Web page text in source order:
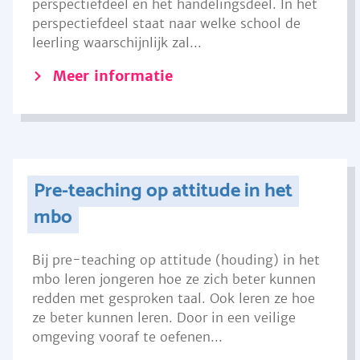
perspectiefdeel en het handelingsdeel. In het
perspectiefdeel staat naar welke school de
leerling waarschijnlijk zal...
Meer informatie
Pre-teaching op attitude in het
mbo
Bij pre-teaching op attitude (houding) in het
mbo leren jongeren hoe ze zich beter kunnen
redden met gesproken taal. Ook leren ze hoe
ze beter kunnen leren. Door in een veilige
omgeving vooraf te oefenen...